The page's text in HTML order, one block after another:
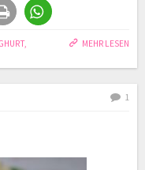
MEHR LESEN
,
1